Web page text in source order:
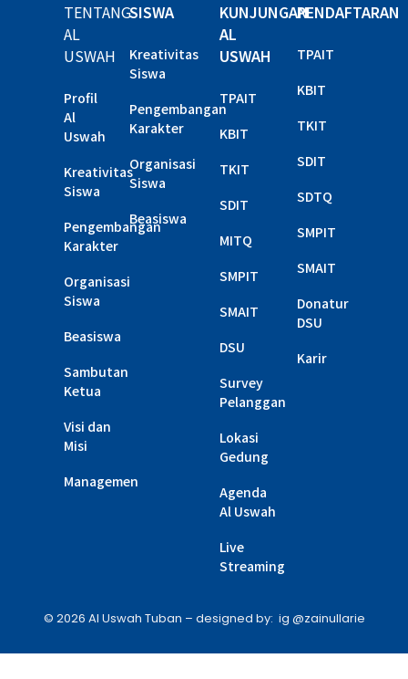
TENTANG
AL
USWAH
Profil
Al
Uswah
Kreativitas
Siswa
Pengembangan
Karakter
Organisasi
Siswa
Beasiswa
Sambutan
Ketua
Visi dan
Misi
Managemen
SISWA
Kreativitas
Siswa
Pengembangan
Karakter
Organisasi
Siswa
Beasiswa
KUNJUNGAN
AL
USWAH
TPAIT
KBIT
TKIT
SDIT
MITQ
SMPIT
SMAIT
DSU
Survey
Pelanggan
Lokasi
Gedung
Agenda
Al Uswah
Live
Streaming
PENDAFTARAN
TPAIT
KBIT
TKIT
SDIT
SDTQ
SMPIT
SMAIT
Donatur
DSU
Karir
© 2026 Al Uswah Tuban – designed by: ig @zainullarie